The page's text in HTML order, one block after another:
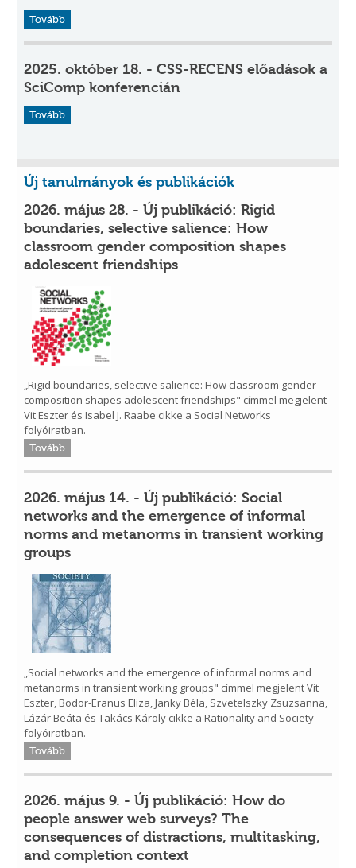
Tovább
2025. október 18. - CSS-RECENS előadások a
SciComp konferencián
Tovább
Új tanulmányok és publikációk
2026. május 28. - Új publikáció: Rigid
boundaries, selective salience: How
classroom gender composition shapes
adolescent friendships
„Rigid boundaries, selective salience: How classroom gender
composition shapes adolescent friendships" címmel megjelent
Vit Eszter és Isabel J. Raabe cikke a Social Networks
folyóiratban.
Tovább
2026. május 14. - Új publikáció: Social
networks and the emergence of informal
norms and metanorms in transient working
groups
„Social networks and the emergence of informal norms and
metanorms in transient working groups" címmel megjelent Vit
Eszter, Bodor-Eranus Eliza, Janky Béla, Szvetelszky Zsuzsanna,
Lázár Beáta és Takács Károly cikke a Rationality and Society
folyóiratban.
Tovább
2026. május 9. - Új publikáció: How do
people answer web surveys? The
consequences of distractions, multitasking,
and completion context